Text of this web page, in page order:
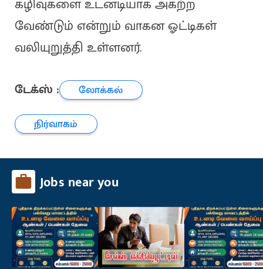
கழிவுகளை உடனடியாக அகற்ற
வேண்டும் என்றும் வாகன ஓட்டிகள்
வலியுறுத்தி உள்ளனர்.
டேக்ஸ் :
லோக்கல்
நிர்வாகம்
Jobs near you